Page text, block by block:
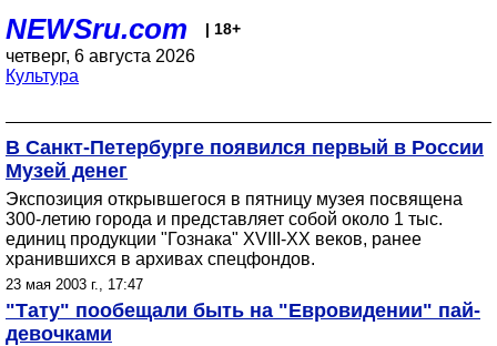
NEWSru.com | 18+
четверг, 6 августа 2026
Культура
В Санкт-Петербурге появился первый в России
Музей денег
Экспозиция открывшегося в пятницу музея посвящена
300-летию города и представляет собой около 1 тыс.
единиц продукции "Гознака" XVIII-XX веков, ранее
хранившихся в архивах спецфондов.
23 мая 2003 г., 17:47
"Тату" пообещали быть на "Евровидении" пай-
девочками